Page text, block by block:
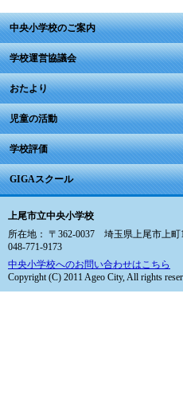
中央小学校のご案内
学校運営協議会
おたより
児童の活動
学校評価
GIGAスクール
上尾市立中央小学校
所在地： 〒362-0037 埼玉県上尾市上
048-771-9173
中央小学校へのお問い合わせはこちら
Copyright (C) 2011 Ageo City, All rights